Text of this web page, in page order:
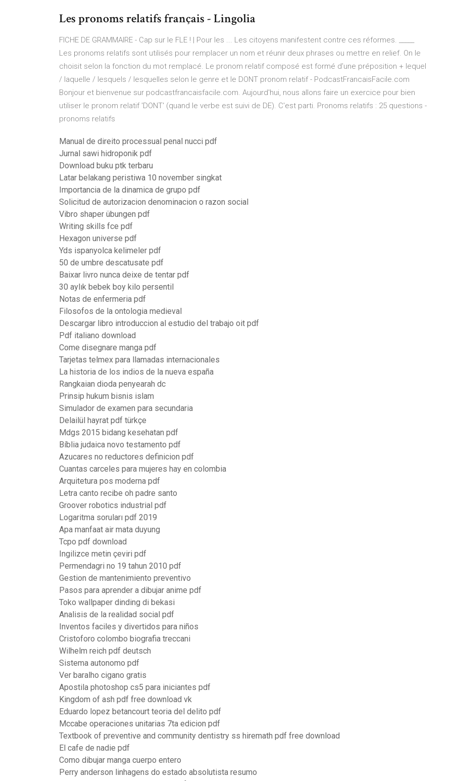
Les pronoms relatifs français - Lingolia
FICHE DE GRAMMAIRE - Cap sur le FLE ! | Pour les ... Les citoyens manifestent contre ces réformes. _____
Les pronoms relatifs sont utilisés pour remplacer un nom et réunir deux phrases ou mettre en relief. On le
choisit selon la fonction du mot remplacé. Le pronom relatif composé est formé d’une préposition + lequel
/ laquelle / lesquels / lesquelles selon le genre et le DONT pronom relatif - PodcastFrancaisFacile.com
Bonjour et bienvenue sur podcastfrancaisfacile.com. Aujourd'hui, nous allons faire un exercice pour bien
utiliser le pronom relatif 'DONT' (quand le verbe est suivi de DE). C'est parti. Pronoms relatifs : 25 questions -
pronoms relatifs
Manual de direito processual penal nucci pdf
Jurnal sawi hidroponik pdf
Download buku ptk terbaru
Latar belakang peristiwa 10 november singkat
Importancia de la dinamica de grupo pdf
Solicitud de autorizacion denominacion o razon social
Vibro shaper übungen pdf
Writing skills fce pdf
Hexagon universe pdf
Yds ispanyolca kelimeler pdf
50 de umbre descatusate pdf
Baixar livro nunca deixe de tentar pdf
30 aylık bebek boy kilo persentil
Notas de enfermeria pdf
Filosofos de la ontologia medieval
Descargar libro introduccion al estudio del trabajo oit pdf
Pdf italiano download
Come disegnare manga pdf
Tarjetas telmex para llamadas internacionales
La historia de los indios de la nueva españa
Rangkaian dioda penyearah dc
Prinsip hukum bisnis islam
Simulador de examen para secundaria
Delailül hayrat pdf türkçe
Mdgs 2015 bidang kesehatan pdf
Bíblia judaica novo testamento pdf
Azucares no reductores definicion pdf
Cuantas carceles para mujeres hay en colombia
Arquitetura pos moderna pdf
Letra canto recibe oh padre santo
Groover robotics industrial pdf
Logaritma soruları pdf 2019
Apa manfaat air mata duyung
Tcpo pdf download
Ingilizce metin çeviri pdf
Permendagri no 19 tahun 2010 pdf
Gestion de mantenimiento preventivo
Pasos para aprender a dibujar anime pdf
Toko wallpaper dinding di bekasi
Analisis de la realidad social pdf
Inventos faciles y divertidos para niños
Cristoforo colombo biografia treccani
Wilhelm reich pdf deutsch
Sistema autonomo pdf
Ver baralho cigano gratis
Apostila photoshop cs5 para iniciantes pdf
Kingdom of ash pdf free download vk
Eduardo lopez betancourt teoria del delito pdf
Mccabe operaciones unitarias 7ta edicion pdf
Textbook of preventive and community dentistry ss hiremath pdf free download
El cafe de nadie pdf
Como dibujar manga cuerpo entero
Perry anderson linhagens do estado absolutista resumo